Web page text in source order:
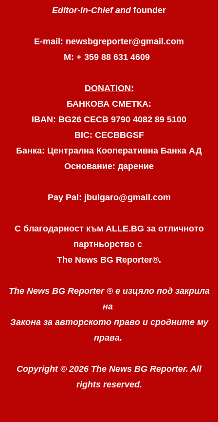
Editor-in-Chief and founder
E-mail: newsbgreporter@gmail.com
М: + 359 88 631 4609
DONATION:
БАНКОВА СМЕТКА:
IBAN: BG26 CECB 9790 4082 89 5100
BIC: CECBBGSF
Банка: Централна Кооперативна Банка АД
Основание: дарение
Pay Pal: jbulgaro@gmail.com
С благодарност към ALLE.BG за отличното
партньорство с
The News BG Reporter®.
The News BG Reporter ® е изцяло под закрила
на
Закона за авторското право и сродните му
права.
Copyright © 2026 The News BG Reporter. All
rights reserved.